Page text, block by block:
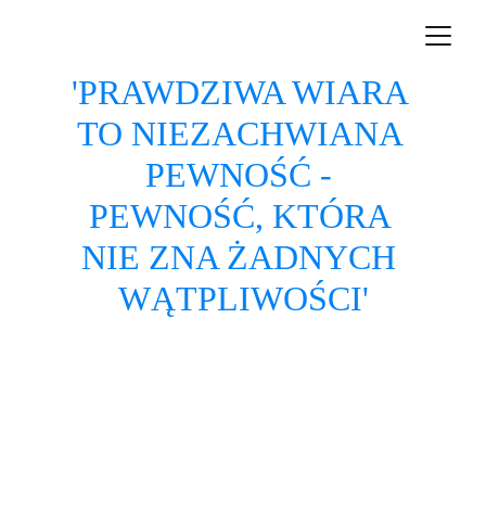
'PRAWDZIWA WIARA
TO NIEZACHWIANA
PEWNOŚĆ -
PEWNOŚĆ, KTÓRA
NIE ZNA ŻADNYCH
WĄTPLIWOŚCI'